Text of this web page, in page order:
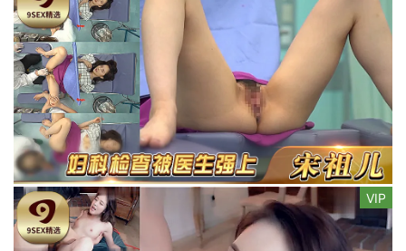
VIP